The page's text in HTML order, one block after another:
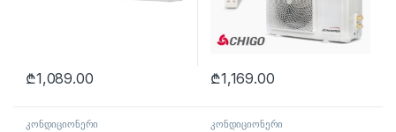
₾1,089.00 ₾1,169.00
კონდიციონერი კონდიციონერი